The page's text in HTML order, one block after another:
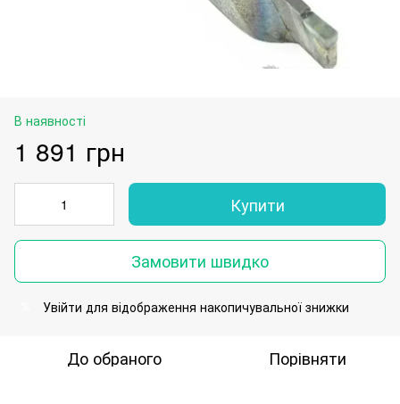
В наявності
1 891 грн
Купити
Замовити швидко
Увійти для відображення накопичувальної знижки
До обраного Порівняти